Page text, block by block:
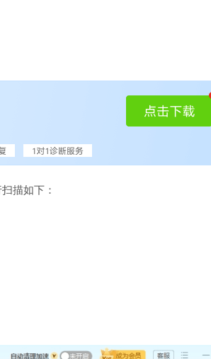
描如下：